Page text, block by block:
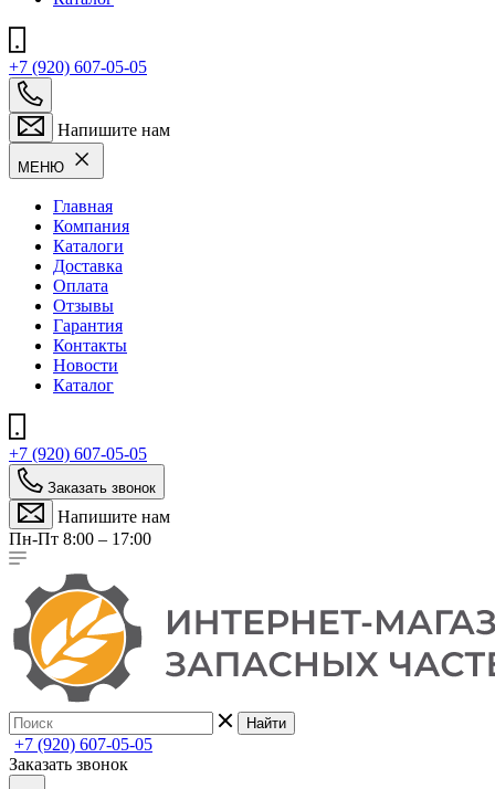
+7 (920) 607-05-05
Напишите нам
МЕНЮ
Главная
Компания
Каталоги
Доставка
Оплата
Отзывы
Гарантия
Контакты
Новости
Каталог
+7 (920) 607-05-05
Заказать звонок
Напишите нам
Пн-Пт 8:00 – 17:00
Найти
+7 (920) 607-05-05
Заказать звонок